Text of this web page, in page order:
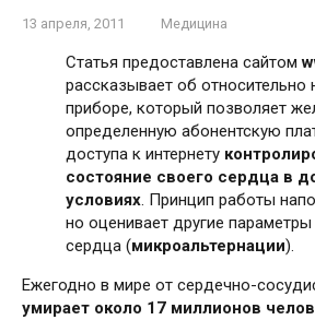
13 апреля, 2011 Медицина
Статья предоставлена сайтом
рассказывает об относительно
приборе, который позволяет
определенную абонентскую
доступа к интернету
состояние своего сердца в
условиях. Принцип работы
но оценивает другие параметры
сердца (микроальтернации).
Ежегодно в мире от сердечно-
умирает около 17 миллионов